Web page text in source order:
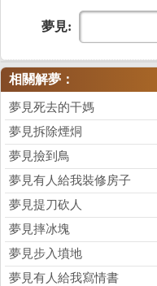
夢見:
相關解夢：
夢見死去的干媽
夢見拆除煙烔
夢見撿到鳥
夢見有人給我裝修房子
夢見提刀砍人
夢見摔冰塊
夢見步入墳地
夢見有人給我寫情書